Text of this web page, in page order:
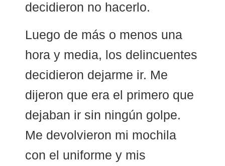
decidieron no hacerlo.
Luego de más o menos una
hora y media, los delincuentes
decidieron dejarme ir. Me
dijeron que era el primero que
dejaban ir sin ningún golpe.
Me devolvieron mi mochila
con el uniforme y mis